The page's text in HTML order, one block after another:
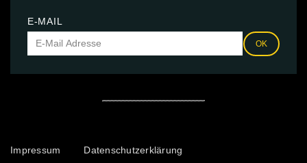
E-MAIL
OK
Impressum Datenschutzerklärung